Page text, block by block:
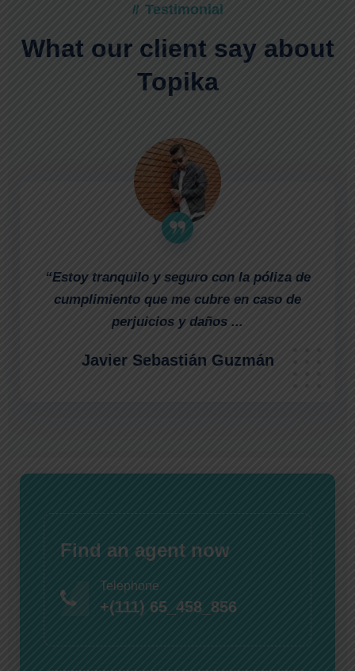
// Testimonial
What our client say about
Topika
“Estoy tranquilo y seguro con la póliza de
cumplimiento que me cubre en caso de
perjuicios y daños ...
Javier Sebastián Guzmán
Find an agent now
Telephone
+(111) 65_458_856